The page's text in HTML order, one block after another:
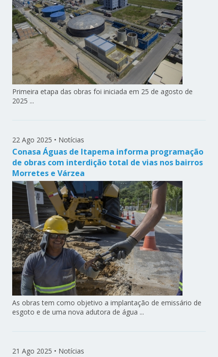
Primeira etapa das obras foi iniciada em 25 de agosto de
2025 ...
22 Ago 2025 • Notícias
Conasa Águas de Itapema informa programação
de obras com interdição total de vias nos bairros
Morretes e Várzea
As obras tem como objetivo a implantação de emissário de
esgoto e de uma nova adutora de água ...
21 Ago 2025 • Notícias